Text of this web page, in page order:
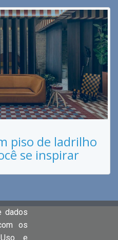
piso de ladrilho
se inspirar
dados
os
e